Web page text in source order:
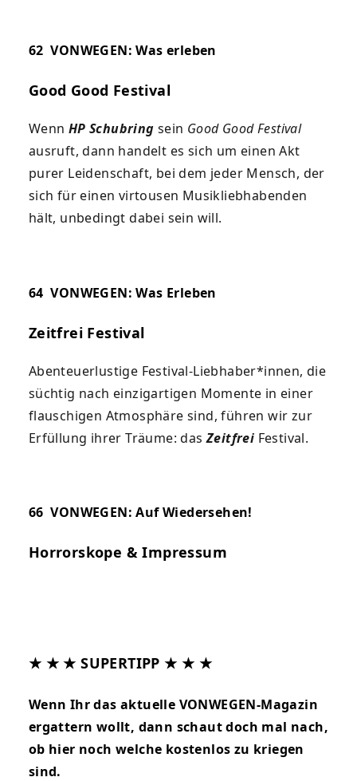
62 VONWEGEN: Was erleben
Good Good Festival
Wenn HP Schubring sein Good Good Festival
ausruft, dann handelt es sich um einen Akt
purer Leidenschaft, bei dem jeder Mensch, der
sich für einen virtousen Musikliebhabenden
hält, unbedingt dabei sein will.
64 VONWEGEN: Was Erleben
Zeitfrei Festival
Abenteuerlustige Festival-Liebhaber*innen, die
süchtig nach einzigartigen Momente in einer
flauschigen Atmosphäre sind, führen wir zur
Erfüllung ihrer Träume: das Zeitfrei Festival.
66 VONWEGEN: Auf Wiedersehen!
Horrorskope & Impressum
★ ★ ★ SUPERTIPP ★ ★ ★
Wenn Ihr das aktuelle VONWEGEN-Magazin
ergattern wollt, dann schaut doch mal nach,
ob hier noch welche kostenlos zu kriegen
sind.